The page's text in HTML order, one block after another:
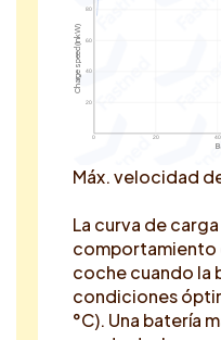
0 20 40
20
40
60
80
Charge speed (in kW)
Máx. velocidad
La curva de
comportamiento
coche cuando la
condiciones
°C). Una batería